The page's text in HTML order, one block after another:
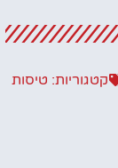
קטגוריות: טיסות